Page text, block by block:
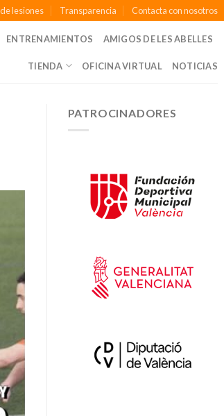
lesiones Transparencia Contacta con nosotros
ENTRENAMIENTOS AMIGOS DE LES ABELLES
TIENDA OFICINA VIRTUAL NOTICIAS
PATROCINADORES